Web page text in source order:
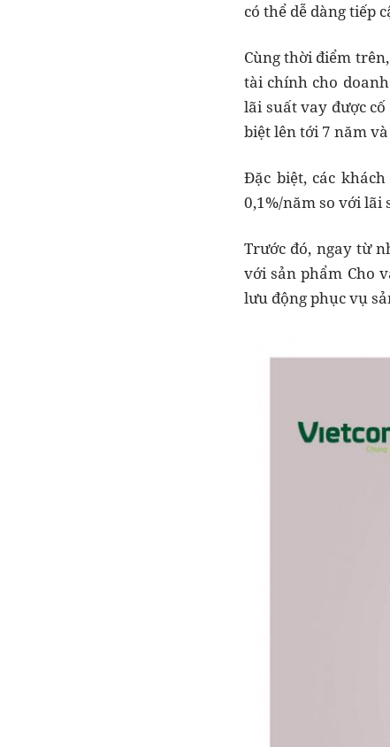
có thể dễ dàng tiếp
Cùng thời điểm
tài chính cho
lãi suất vay được
biệt lên tới 7 năm
Đặc biệt, các
0,1%/năm so với lãi
Trước đó, ngay từ
với sản phẩm Cho
lưu động phục vụ